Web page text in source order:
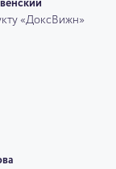
«ДоксВижн»